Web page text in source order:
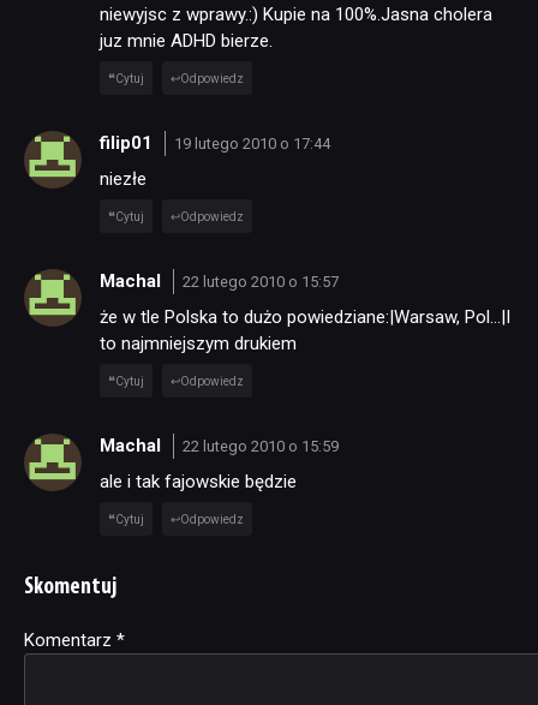
niewyjsc z wprawy.:) Kupie na 100%.Jasna cholera
juz mnie ADHD bierze.
Cytuj Odpowiedz
filip01 19 lutego 2010 o 17:44
niezłe
Cytuj Odpowiedz
Machal 22 lutego 2010 o 15:57
że w tle Polska to dużo powiedziane:|Warsaw, Pol…|I
to najmniejszym drukiem
Cytuj Odpowiedz
Machal 22 lutego 2010 o 15:59
ale i tak fajowskie będzie
Cytuj Odpowiedz
Skomentuj
Komentarz *
Alternative: